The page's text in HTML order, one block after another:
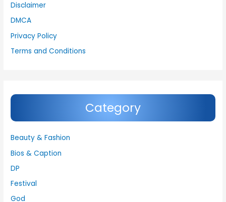
Disclaimer
DMCA
Privacy Policy
Terms and Conditions
Category
Beauty & Fashion
Bios & Caption
DP
Festival
God